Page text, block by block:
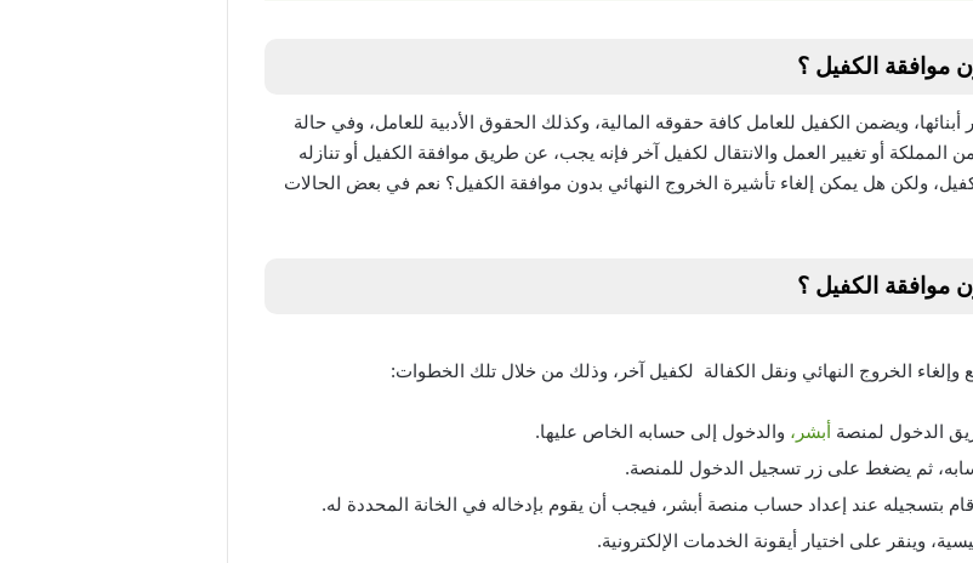
موافقة الكفيل ؟
ويضمن الكفيل للعامل كافة حقوقه المالية، وكذلك الحقوق الأدبية للعامل، وفي حالة
المملكة أو تغيير العمل والانتقال لكفيل آخر فإنه يجب، عن طريق موافقة الكفيل أو تنازله
ولكن هل يمكن إلغاء تأشيرة الخروج النهائي بدون موافقة الكفيل؟ نعم في بعض الحالات
موافقة الكفيل ؟
وإلغاء الخروج النهائي ونقل الكفالة لكفيل آخر، وذلك من خلال تلك الخطوات:
الدخول لمنصة أبشر، والدخول إلى حسابه الخاص عليها.
ثم يضغط على زر تسجيل الدخول للمنصة.
بتسجيله عند إعداد حساب منصة أبشر، فيجب أن يقوم بإدخاله في الخانة المحددة له.
وينقر على اختيار أيقونة الخدمات الإلكترونية.